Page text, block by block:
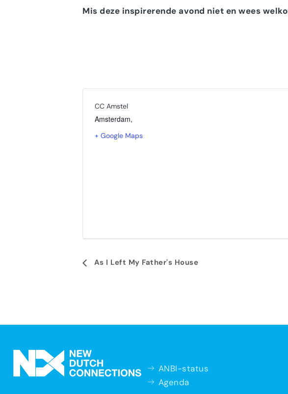
Mis deze inspirerende avond niet en wees
CC Amstel
Amsterdam,
+ Google Maps
Evenement
As I Left My Father's House
ANBI-status
Agenda